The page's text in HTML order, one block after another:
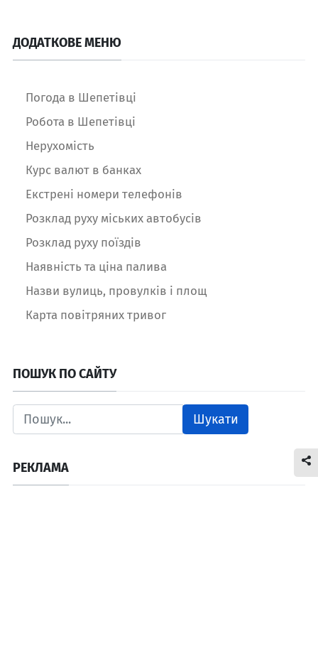
ДОДАТКОВЕ МЕНЮ
Погода в Шепетівці
Робота в Шепетівці
Нерухомість
Курс валют в банках
Екстрені номери телефонів
Розклад руху міських автобусів
Розклад руху поїздів
Наявність та ціна палива
Назви вулиць, провулків і площ
Карта повітряних тривог
ПОШУК ПО САЙТУ
Шукати
РЕКЛАМА